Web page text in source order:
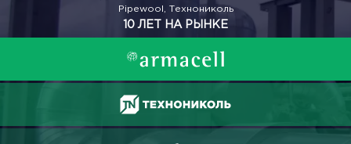
Pipewool, Технониколь
10 ЛЕТ НА РЫНКЕ